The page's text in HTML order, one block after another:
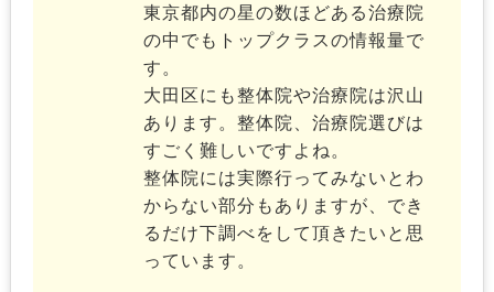
東京都内の星の数ほどある治療院
の中でもトップクラスの情報量で
す。
大田区にも整体院や治療院は沢山
あります。整体院、治療院選びは
すごく難しいですよね。
整体院には実際行ってみないとわ
からない部分もありますが、でき
るだけ下調べをして頂きたいと思
っています。